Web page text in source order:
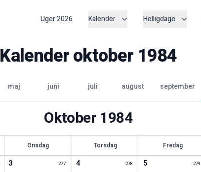
Uger2026 Kalender Helligdage
Kalenderoktober 1984
maj juni juli august september
Oktober 1984
Onsdag Torsdag Fredag
3 277 4 278 5 279